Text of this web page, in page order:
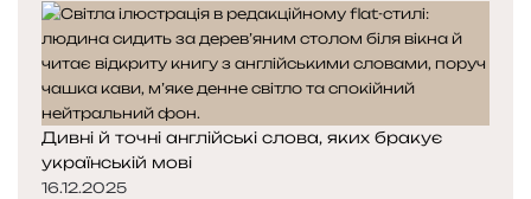
Дивні й точні англійські слова, яких бракує
українській мові
16.12.2025